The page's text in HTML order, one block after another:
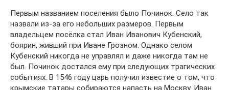
Первым названием поселения было Починок. Село так
назвали из-за его небольших размеров. Первым
владельцем посёлка стал Иван Иванович Кубенский,
боярин, живший при Иване Грозном. Однако селом
Кубенский никогда не управлял и даже никогда там не
был. Починок достался ему при следующих трагических
событиях. В 1546 году царь получил известие о том, что
крымские татары собираются напасть на Москву. Иван